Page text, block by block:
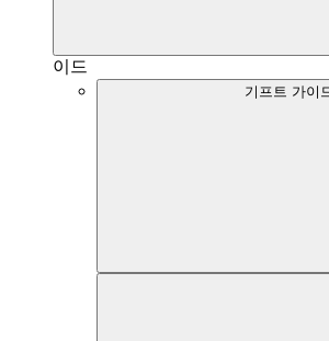
이드
기프트 가이